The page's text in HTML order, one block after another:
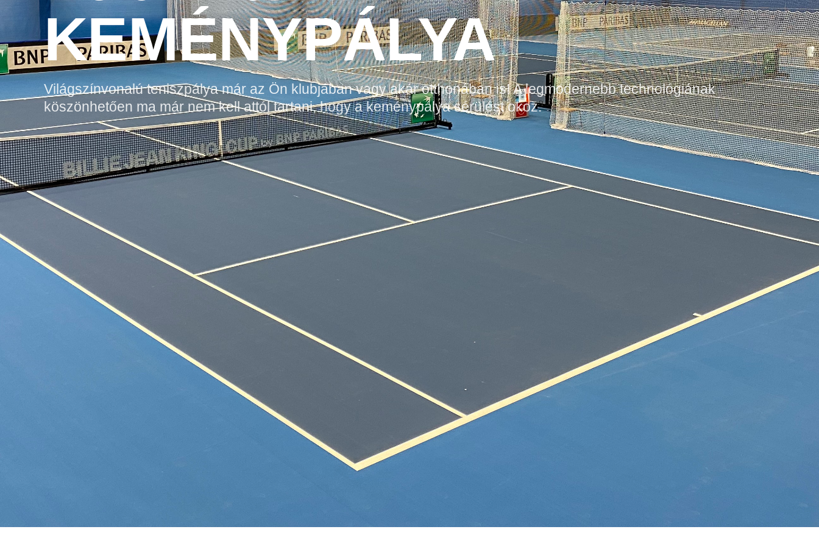
KEMÉNYPÁLYA
Világszínvonalú teniszpálya már az Ön klubjában vagy akár otthonában is! A legmodernebb technológiának
köszönhetően ma már nem kell attól tartani, hogy a keménypálya sérülést okoz.